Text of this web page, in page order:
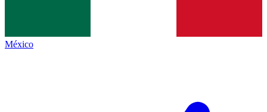
México